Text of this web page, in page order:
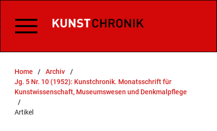
Home / Archiv
/
Jg. 5 Nr. 10 (1952): Kunstchronik. Monatsschrift für
Kunstwissenschaft, Museumswesen und Denkmalpflege
/
Artikel